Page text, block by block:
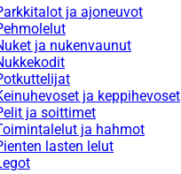
ja ajoneuvot
ja nukenvaunut
ja keppihevoset
ja soittimet
ja hahmot
lasten lelut